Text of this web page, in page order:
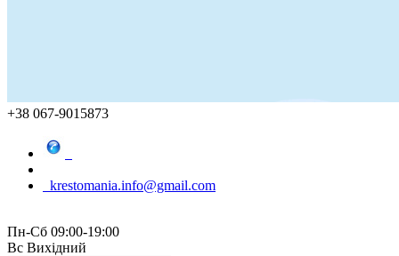
+38 067-9015873
krestomania.info@gmail.com
Пн-Сб 09:00-19:00
Вс Вихідний